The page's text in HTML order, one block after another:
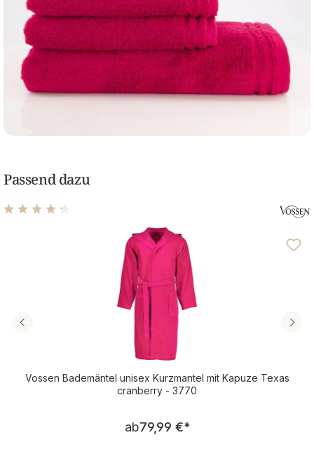
Passend dazu
Durchschnittliche Bewertung von 4.14 von 5 Sternen
Vossen Bademäntel unisex Kurzmantel mit Kapuze Texas
cranberry - 3770
Regulärer Preis:
ab79,99 €*